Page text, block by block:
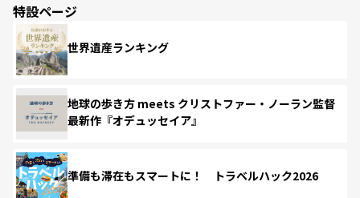
特設ページ
世界遺産ランキング
地球の歩き方 meets クリストファー・ノーラン監督
最新作『オデュッセイア』
準備も滞在もスマートに！ トラベルハック2026